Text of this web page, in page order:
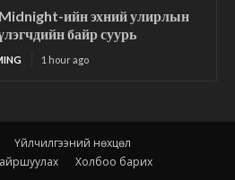
ийн эхний улирлын
байр суурь
1 hour ago
Үйлчилгээний нөхцөл
Холбоо барих